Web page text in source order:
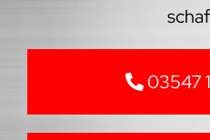
03547